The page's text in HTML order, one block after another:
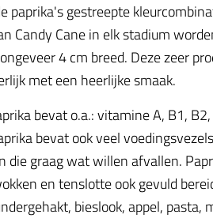
paprika's gestreepte
Candy Cane in elk stadium
4 cm breed. Deze zeer
met een heerlijke smaak.
bevat o.a.: vitamine A, B1,
bevat ook veel
graag wat willen afvallen.
en tenslotte ook gevuld
bieslook, appel,